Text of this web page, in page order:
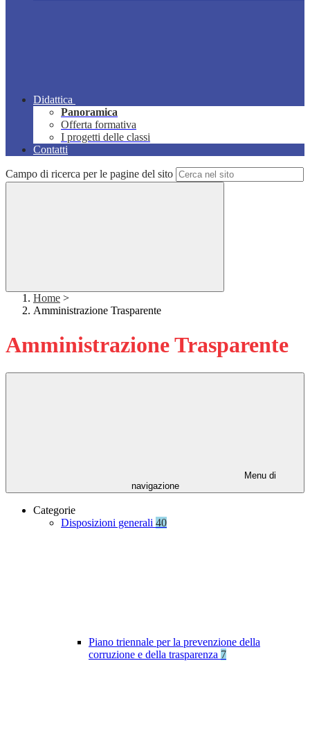
Didattica
Panoramica
Offerta formativa
I progetti delle classi
Contatti
Campo di ricerca per le pagine del sito
Home >
Amministrazione Trasparente
Amministrazione Trasparente
Menu di
navigazione
Categorie
Disposizioni generali 40
Piano triennale per la prevenzione della
corruzione e della trasparenza 7